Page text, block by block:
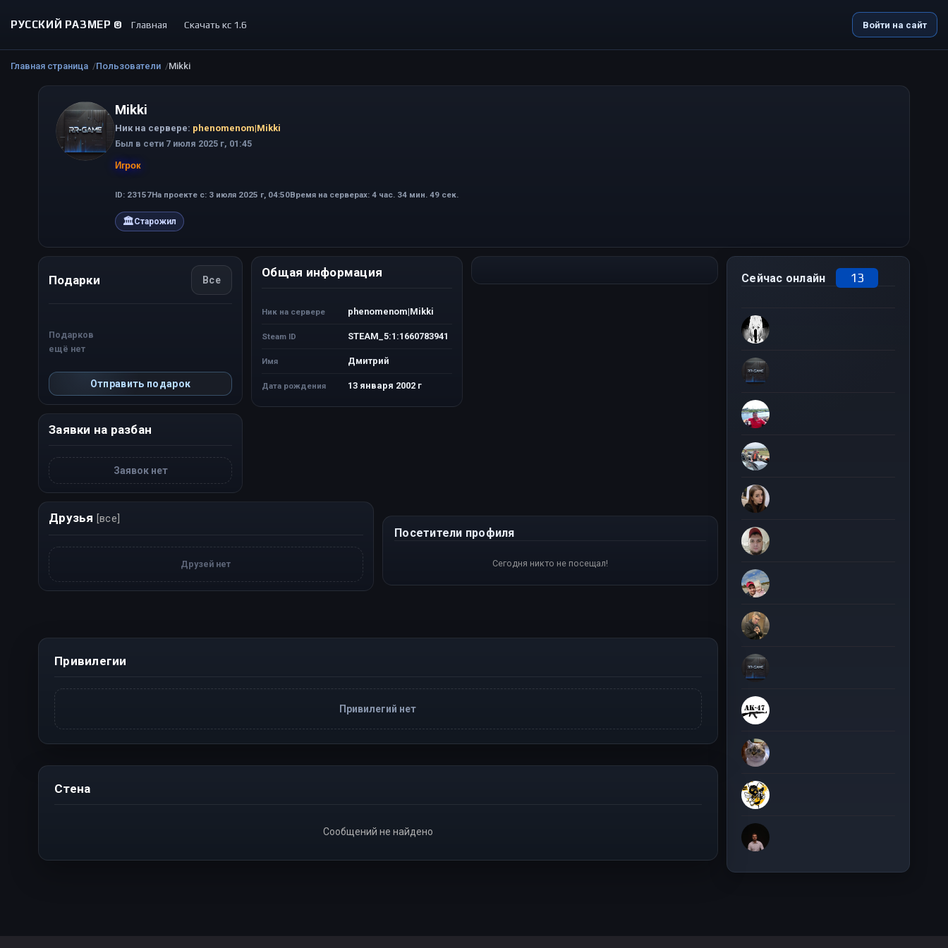
РУССКИЙ РАЗМЕР © Главная Скачать кс 1.6 Войти на сайт
Главная страница Пользователи Mikki
Mikki
Ник на сервере: phenomenom|Mikki
Был в сети 7 июля 2025 г, 01:45
Игрок
ID: 23157На проекте с: 3 июля 2025 г, 04:50Время на серверах: 4 час. 34 мин. 49 сек.
🏛Старожил
Подарки Все
Подарков
ещё нет
Отправить подарок
Заявки на разбан
Заявок нет
Общая информация
Ник на сервере phenomenom|Mikki
Steam ID STEAM_5:1:1660783941
Имя Дмитрий
Дата рождения 13 января 2002 г
Друзья [все]
Друзей нет
Посетители профиля
Сегодня никто не посещал!
Сейчас онлайн 13
Привилегии
Привилегий нет
Стена
Сообщений не найдено